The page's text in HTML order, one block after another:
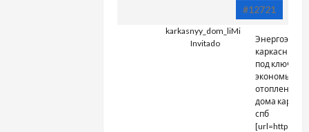
#12721
karkasnyy_dom_liMi
Invitado
каркасный
под ключ:
экономьте на
отоплении
дома
спб
[url=https://